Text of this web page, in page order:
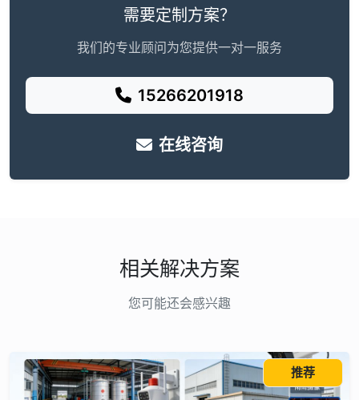
需要定制方案？
我们的专业顾问为您提供一对一服务
15266201918
在线咨询
相关解决方案
您可能还会感兴趣
推荐